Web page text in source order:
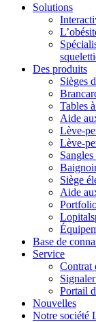
Solutions
Des produits
Sièges
Tables
Aide
Lève-
Lève-
Siège
Aide
Base de
Service
Contrat
Portail
Nouvelles
Notre société